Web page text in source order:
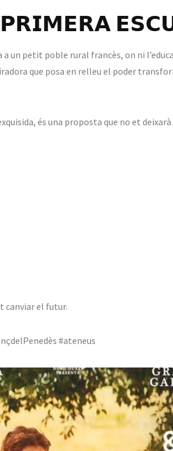
𝗣𝗥𝗜𝗠𝗘𝗥𝗔
un petit poble rural francès, on ni
que posa en relleu el poder
és una proposta que no et
canviar el futur.
#ateneus